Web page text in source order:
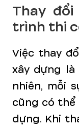
Thay
trình thi
Việc thay
xây dựng
nhiên, mỗi
cũng có thể
dựng. Khi